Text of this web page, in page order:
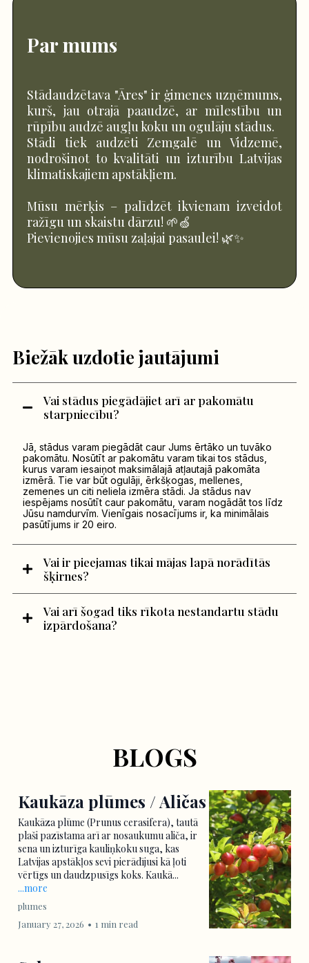
Par mums
Stādaudzētava "Āres" ir ģimenes uzņēmums,
kurš, jau otrajā paaudzē, ar mīlestību un
rūpību audzē augļu koku un ogulāju stādus.
Stādi tiek audzēti Zemgalē un Vidzemē,
nodrošinot to kvalitāti un izturību Latvijas
klimatiskajiem apstākļiem.
Mūsu mērķis – palīdzēt ikvienam izveidot
ražīgu un skaistu dārzu! 🌱🍏
Pievienojies mūsu zaļajai pasaulei! 🌿✨
Biežāk uzdotie jautājumi
Vai stādus piegādājiet arī ar pakomātu
starpniecību?
Jā, stādus varam piegādāt caur Jums ērtāko un tuvāko
pakomātu. Nosūtīt ar pakomātu varam tikai tos stādus,
kurus varam iesaiņot maksimālajā atļautajā pakomāta
izmērā. Tie var būt ogulāji, ērkšķogas, mellenes,
zemenes un citi neliela izmēra stādi. Ja stādus nav
iespējams nosūtīt caur pakomātu, varam nogādāt tos līdz
Jūsu namdurvīm. Vienīgais nosacījums ir, ka minimālais
pasūtījums ir 20 eiro.
Vai ir pieejamas tikai mājas lapā norādītās
šķirnes?
Vai arī šogad tiks rīkota nestandartu stādu
izpārdošana?
BLOGS
Kaukāza plūmes / Aličas
Kaukāza plūme (Prunus cerasifera), tautā
plaši pazīstama arī ar nosaukumu aliča, ir
sena un izturīga kauliņkoku suga, kas
Latvijas apstākļos sevi pierādījusi kā ļoti
vērtīgs un daudzpusīgs koks. Kaukā...
...more
plumes
January 27, 2026 • 1 min read